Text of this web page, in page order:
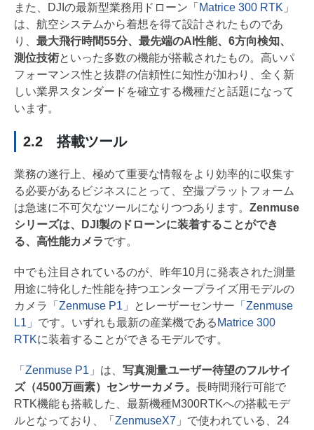
また、DJIの最新型業務用ドローン「 Matrice 300 RTK 」
は、航空システムから着想を得て設計されたものであ
り、 最大飛行時間55分、最先端のAI性能、6方向検知、
測位技術といった多数の機能が搭載されたもの。高いパ
フォーマンス性と抜群の信頼性に知性が加わり、全く新
しい業界スタンダードを確立する機種だと話題になって
います。
2.2 搭載ツール
業務の遂行上、極めて重要な情報をより効率的に収集す
る必要があるビジネスにとって、空撮プラットフォーム
は急速に不可欠なツールになりつつあります。 Zenmuse
シリーズは、DJI製のドローンに装着することができ
る、高性能カメラです。
中でも注目されているのが、昨年10月に発表された測量
用途に特化した性能を持つエンタープライズ用モデルの
カメラ
「Zenmuse P1」 とレーザーセンサー 「Zenmuse
L1」 です。いずれも最新の産業機である Matrice 300
RTKに装着することができるモデルです。
「Zenmuse P1」 は、 写真測量ユーザー待望のフルサイ
ズ（4500万画素）センサーカメラ。 長時間飛行可能で
RTK機能も搭載した、最新機種M300RTKへの搭載モデ
ルとなっており、「 ZenmuseX7 」で使われている、24